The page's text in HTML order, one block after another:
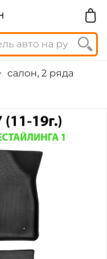
салон, 2 ряда